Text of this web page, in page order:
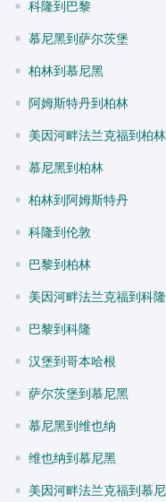
• 科隆到巴黎
• 慕尼黑到萨尔茨堡
• 柏林到慕尼黑
• 阿姆斯特丹到柏林
• 美因河畔法兰克福到柏林
• 慕尼黑到柏林
• 柏林到阿姆斯特丹
• 科隆到伦敦
• 巴黎到柏林
• 美因河畔法兰克福到科隆
• 巴黎到科隆
• 汉堡到哥本哈根
• 萨尔茨堡到慕尼黑
• 慕尼黑到维也纳
• 维也纳到慕尼黑
• 美因河畔法兰克福到慕